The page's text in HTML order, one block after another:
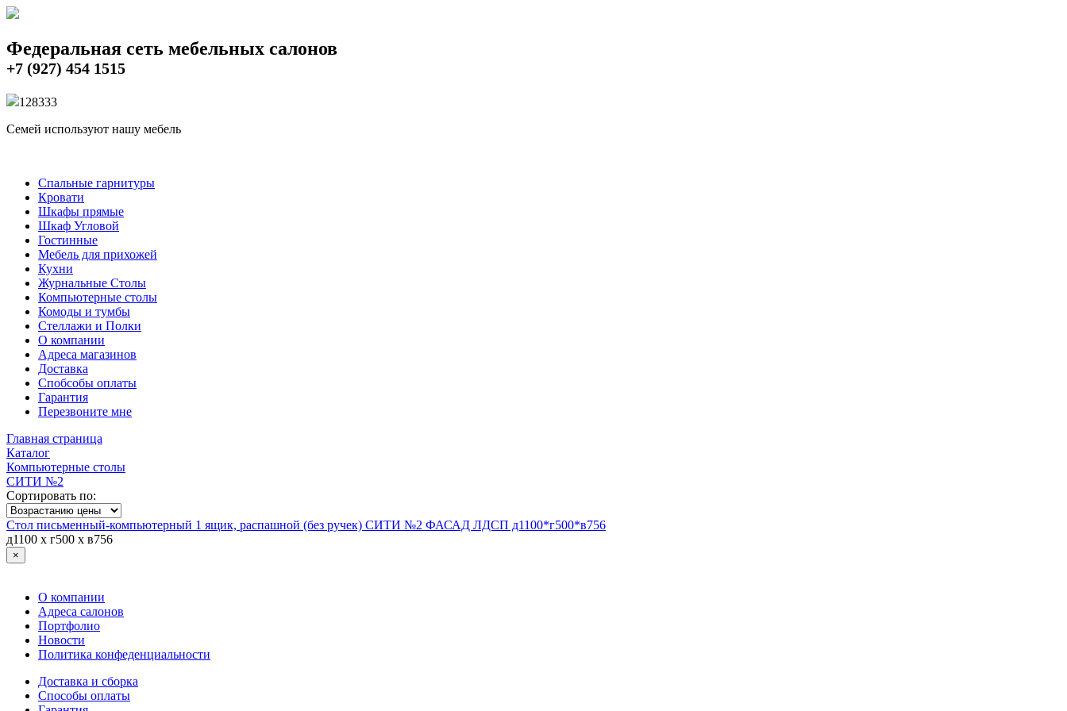
Федеральная сеть мебельных салонов
+7 (927) 454 1515
128333
Семей используют нашу мебель
Спальные гарнитуры
Кровати
Шкафы прямые
Шкаф Угловой
Гостинные
Мебель для прихожей
Кухни
Журнальные Столы
Компьютерные столы
Комоды и тумбы
Стеллажи и Полки
О компании
Адреса магазинов
Доставка
Спобсобы оплаты
Гарантия
Перезвоните мне
Главная страница
Каталог
Компьютерные столы
СИТИ №2
Сортировать по:
Стол письменный-компьютерный 1 ящик, распашной (без ручек) СИТИ №2 ФАСАД ЛДСП д1100*г500*в756
д1100 х г500 х в756
×
О компании
Адреса салонов
Портфолио
Новости
Политика конфеденциальности
Доставка и сборка
Способы оплаты